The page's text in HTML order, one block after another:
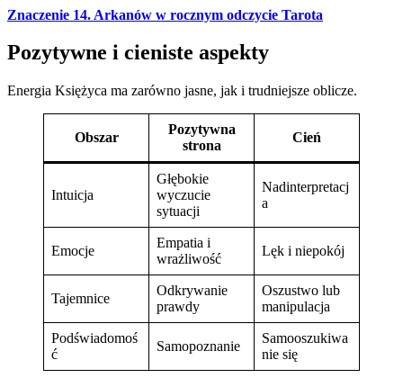
Znaczenie 14. Arkanów w rocznym odczycie Tarota
Pozytywne i cieniste aspekty
Energia Księżyca ma zarówno jasne, jak i trudniejsze oblicze.
Obszar
Pozytywna
strona
Cień
Intuicja
Głębokie
wyczucie
sytuacji
Nadinterpretacj
a
Emocje
Empatia i
wrażliwość
Lęk i niepokój
Tajemnice
Odkrywanie
prawdy
Oszustwo lub
manipulacja
Podświadomoś
ć
Samopoznanie
Samooszukiwa
nie się